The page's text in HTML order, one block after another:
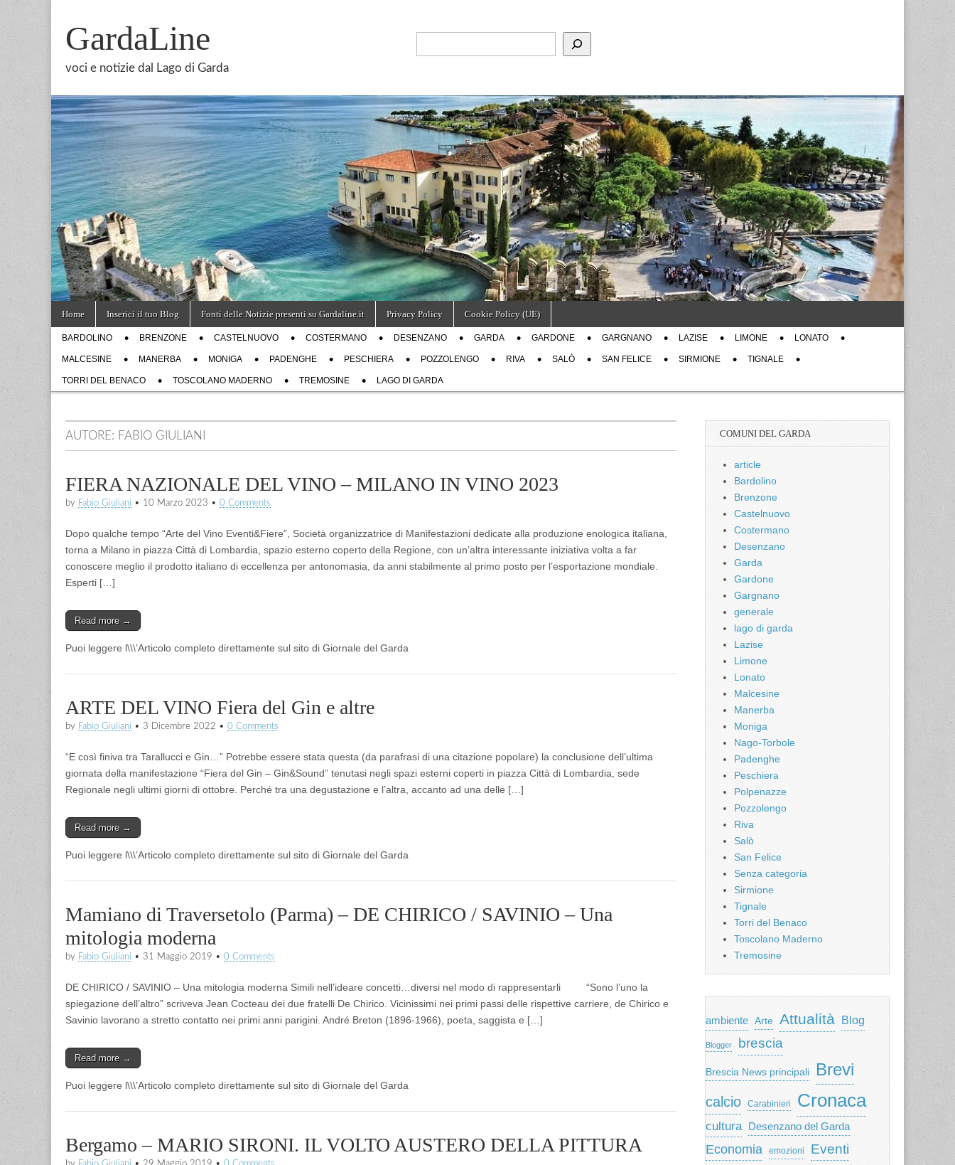
GardaLine
voci e notizie dal Lago di Garda
Main
menu
content
Home Inserici il tuo Blog Fonti delle Notizie presenti su Gardaline.it Privacy Policy Cookie Policy (UE)
SubBARDOLINO BRENZONE CASTELNUOVO COSTERMANO DESENZANO GARDA GARDONE GARGNANO LAZISE LIMONE LONATO
MALCESINE MANERBA MONIGA PADENGHE PESCHIERA POZZOLENGO RIVA SALÒ SAN FELICE SIRMIONE TIGNALE
TORRI DEL BENACO TOSCOLANO MADERNO TREMOSINE LAGO DI GARDA
AUTORE: FABIO GIULIANI
FIERA NAZIONALE DEL VINO – MILANO IN VINO 2023
by Fabio Giuliani • 10 Marzo 2023 • 0 Comments
Dopo qualche tempo “Arte del Vino Eventi&Fiere”, Società organizzatrice di Manifestazioni dedicate alla produzione enologica italiana,
torna a Milano in piazza Città di Lombardia, spazio esterno coperto della Regione, con un’altra interessante iniziativa volta a far
conoscere meglio il prodotto italiano di eccellenza per antonomasia, da anni stabilmente al primo posto per l’esportazione mondiale.
Esperti […]
Read more →
Puoi leggere l\\\’Articolo completo direttamente sul sito di Giornale del Garda
ARTE DEL VINO Fiera del Gin e altre
by Fabio Giuliani • 3 Dicembre 2022 • 0 Comments
“E così finiva tra Tarallucci e Gin…” Potrebbe essere stata questa (da parafrasi di una citazione popolare) la conclusione dell’ultima
giornata della manifestazione “Fiera del Gin – Gin&Sound” tenutasi negli spazi esterni coperti in piazza Città di Lombardia, sede
Regionale negli ultimi giorni di ottobre. Perché tra una degustazione e l’altra, accanto ad una delle […]
Read more →
Puoi leggere l\\\’Articolo completo direttamente sul sito di Giornale del Garda
Mamiano di Traversetolo (Parma) – DE CHIRICO / SAVINIO – Una
mitologia moderna
by Fabio Giuliani • 31 Maggio 2019 • 0 Comments
DE CHIRICO / SAVINIO – Una mitologia moderna Simili nell’ideare concetti…diversi nel modo di rappresentarli “Sono l’uno la
spiegazione dell’altro” scriveva Jean Cocteau dei due fratelli De Chirico. Vicinissimi nei primi passi delle rispettive carriere, de Chirico e
Savinio lavorano a stretto contatto nei primi anni parigini. André Breton (1896-1966), poeta, saggista e […]
Read more →
Puoi leggere l\\\’Articolo completo direttamente sul sito di Giornale del Garda
Bergamo – MARIO SIRONI. IL VOLTO AUSTERO DELLA PITTURA
COMUNI DEL GARDA
article
Bardolino
Brenzone
Castelnuovo
Costermano
Desenzano
Garda
Gardone
Gargnano
generale
lago di garda
Lazise
Limone
Lonato
Malcesine
Manerba
Moniga
Nago-Torbole
Padenghe
Peschiera
Polpenazze
Pozzolengo
Riva
Salò
San Felice
Senza categoria
Sirmione
Tignale
Torri del Benaco
Toscolano Maderno
Tremosine
ambiente Arte Attualità Blog
Blogger brescia
Brescia News principali Brevi
calcio Carabinieri Cronaca
cultura Desenzano del Garda
Economia emozioni Eventi